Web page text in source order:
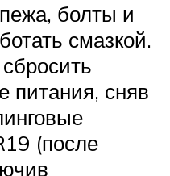
болты и
смазкой.
питания, сняв
(после